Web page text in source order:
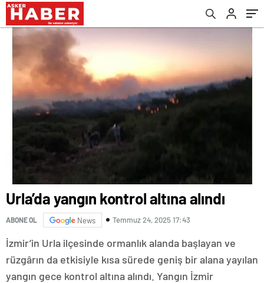
Urla’da yangın kontrol altına alındı
ABONE OL News Temmuz 24, 2025 17:43
İzmir’in Urla ilçesinde ormanlık alanda başlayan ve
rüzgârın da etkisiyle kısa sürede geniş bir alana yayılan
yangın gece kontrol altına alındı. Yangın İzmir